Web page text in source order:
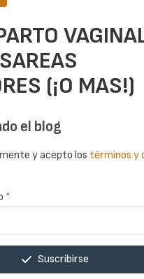
(¡O MAS!)
el blog
y acepto los términos y
*
Suscribirse